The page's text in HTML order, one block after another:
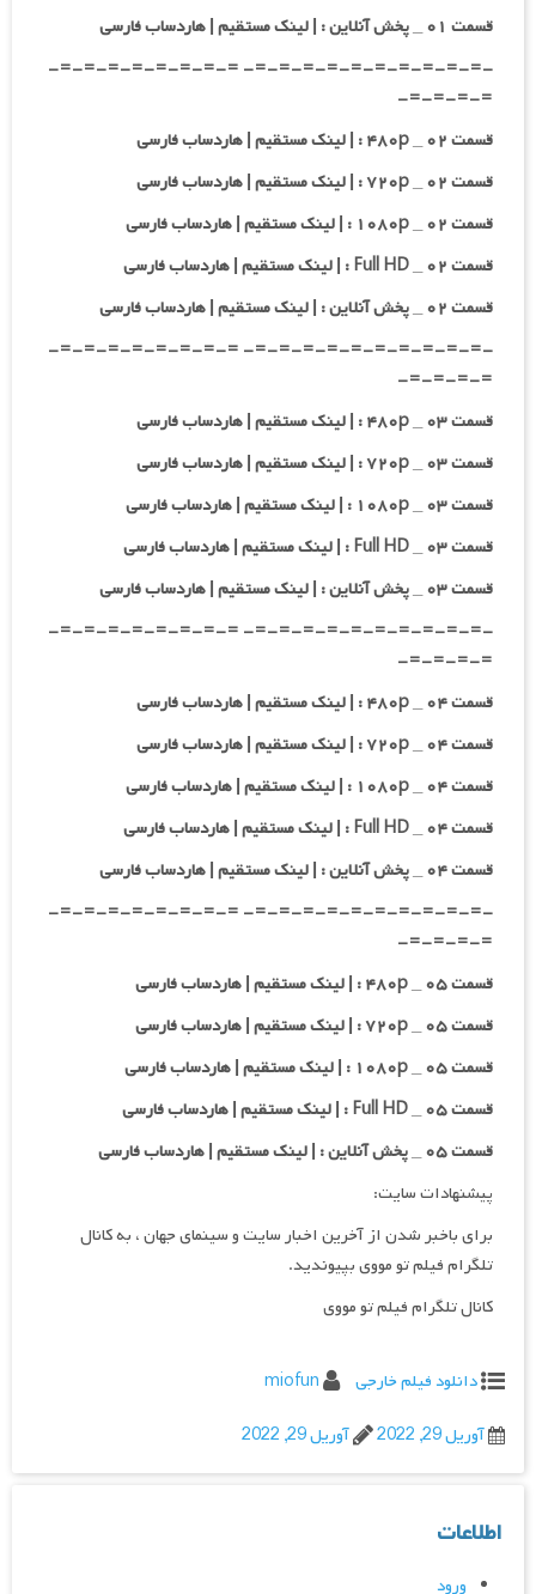
قسمت ۰۱ _ پخش آنلاین : | لینک مستقیم | هاردساب فارسی
-=-=-=-=-=-=-=-=-=-=- =-=-=-=-=-=-=-=-
=-=-=-=-
قسمت ۰۲ _ ۴۸۰p : | لینک مستقیم | هاردساب فارسی
قسمت ۰۲ _ ۷۲۰p : | لینک مستقیم | هاردساب فارسی
قسمت ۰۲ _ ۱۰۸۰p : | لینک مستقیم | هاردساب فارسی
قسمت ۰۲ _ Full HD : | لینک مستقیم | هاردساب فارسی
قسمت ۰۲ _ پخش آنلاین : | لینک مستقیم | هاردساب فارسی
-=-=-=-=-=-=-=-=-=-=- =-=-=-=-=-=-=-=-
=-=-=-=-
قسمت ۰۳ _ ۴۸۰p : | لینک مستقیم | هاردساب فارسی
قسمت ۰۳ _ ۷۲۰p : | لینک مستقیم | هاردساب فارسی
قسمت ۰۳ _ ۱۰۸۰p : | لینک مستقیم | هاردساب فارسی
قسمت ۰۳ _ Full HD : | لینک مستقیم | هاردساب فارسی
قسمت ۰۳ _ پخش آنلاین : | لینک مستقیم | هاردساب فارسی
-=-=-=-=-=-=-=-=-=-=- =-=-=-=-=-=-=-=-
=-=-=-=-
قسمت ۰۴ _ ۴۸۰p : | لینک مستقیم | هاردساب فارسی
قسمت ۰۴ _ ۷۲۰p : | لینک مستقیم | هاردساب فارسی
قسمت ۰۴ _ ۱۰۸۰p : | لینک مستقیم | هاردساب فارسی
قسمت ۰۴ _ Full HD : | لینک مستقیم | هاردساب فارسی
قسمت ۰۴ _ پخش آنلاین : | لینک مستقیم | هاردساب فارسی
-=-=-=-=-=-=-=-=-=-=- =-=-=-=-=-=-=-=-
=-=-=-=-
قسمت ۰۵ _ ۴۸۰p : | لینک مستقیم | هاردساب فارسی
قسمت ۰۵ _ ۷۲۰p : | لینک مستقیم | هاردساب فارسی
قسمت ۰۵ _ ۱۰۸۰p : | لینک مستقیم | هاردساب فارسی
قسمت ۰۵ _ Full HD : | لینک مستقیم | هاردساب فارسی
قسمت ۰۵ _ پخش آنلاین : | لینک مستقیم | هاردساب فارسی
پیشنهادات سایت:
برای باخبر شدن از آخرین اخبار سایت و سینمای جهان ، به کانال
تلگرام فیلم تو مووی بپیوندید.
کانال تلگرام فیلم تو مووی
دانلود فیلم خارجی
miofun
آوریل 29, 2022
آوریل 29, 2022
اطلاعات
ورود